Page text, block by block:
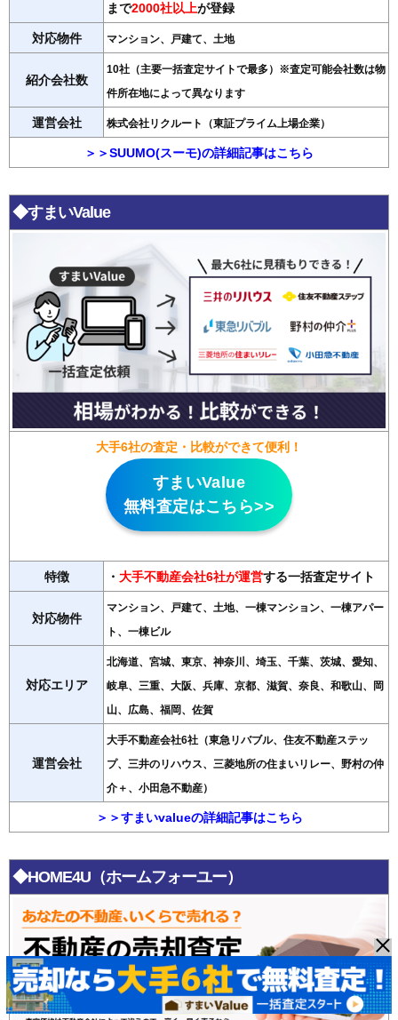
まで2000社以上が登録
対応物件 マンション、戸建て、土地
紹介会社数
10社（主要一括査定サイトで最多）※査定可能会社数は物
件所在地によって異なります
運営会社 株式会社リクルート（東証プライム上場企業）
＞＞SUUMO(スーモ)の詳細記事はこちら
◆すまいValue
大手6社の査定・比較ができて便利！
すまいValue
無料査定はこちら>>
特徴 ・ 大手不動産会社6社が運営する一括査定サイト
対応物件
マンション、戸建て、土地、一棟マンション、一棟アパー
ト、一棟ビル
対応エリア
北海道、宮城、東京、神奈川、埼玉、千葉、茨城、愛知、
岐阜、三重、大阪、兵庫、京都、滋賀、奈良、和歌山、岡
山、広島、福岡、佐賀
運営会社
大手不動産会社6社（東急リバブル、住友不動産ステッ
プ、三井のリハウス、三菱地所の住まいリレー、野村の仲
介＋、小田急不動産）
＞＞すまいvalueの詳細記事はこちら
◆HOME4U（ホームフォーユー）